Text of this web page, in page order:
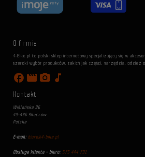
O firmie
4-Bike.pl to polski sklep internetowy specjalizujący się w
szeroki wybór produktów, takich jak części, narzędzia, odzież
facebook movie photo_camera music_note
Kontakt
Wiślańska 26
43-430 Skoczów
Polska
E-mail: biuro@4-bike.pl
Obsługa klienta - biuro: 575 444 731